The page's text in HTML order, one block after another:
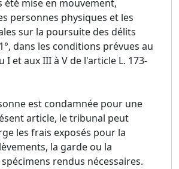
été mise en mouvement,
personnes physiques et les
sur la poursuite des délits
dans les conditions prévues au
I et aux III à V de l'article L. 173-
est condamnée pour une
article, le tribunal peut
les frais exposés pour la
la garde ou la
rendus nécessaires.